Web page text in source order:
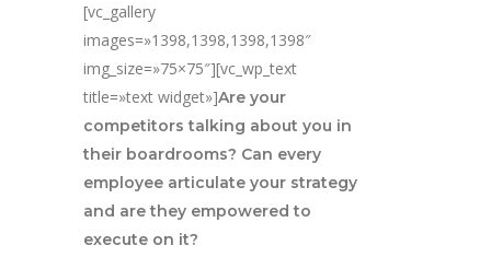
[vc_gallery
images=»1398,1398,1398,1398″
img_size=»75×75″][vc_wp_text
title=»text widget»]Are your
competitors talking about you in
their boardrooms? Can every
employee articulate your strategy
and are they empowered to
execute on it?